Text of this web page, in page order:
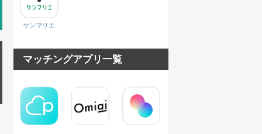
サンマリエ
マッチングアプリ一覧